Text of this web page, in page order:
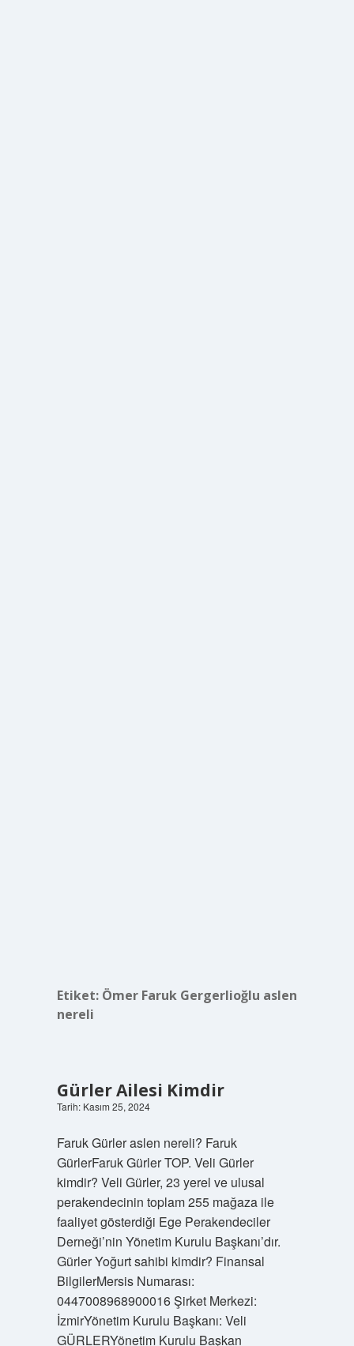
Etiket: Ömer Faruk Gergerlioğlu aslen
nereli
Gürler Ailesi Kimdir
Tarih: Kasım 25, 2024
Faruk Gürler aslen nereli? Faruk
GürlerFaruk Gürler TOP. Veli Gürler
kimdir? Veli Gürler, 23 yerel ve ulusal
perakendecinin toplam 255 mağaza ile
faaliyet gösterdiği Ege Perakendeciler
Derneği’nin Yönetim Kurulu Başkanı’dır.
Gürler Yoğurt sahibi kimdir? Finansal
BilgilerMersis Numarası:
0447008968900016 Şirket Merkezi:
İzmirYönetim Kurulu Başkanı: Veli
GÜRLERYönetim Kurulu Başkan